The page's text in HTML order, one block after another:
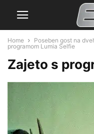
Home Poseben gost na
programom Lumia Selfie
Zajeto s